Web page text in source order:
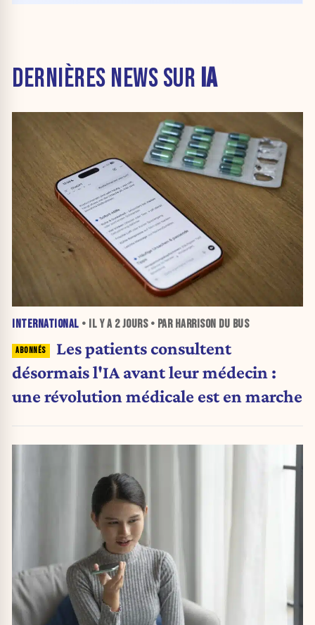
DERNIÈRES NEWS SUR IA
INTERNATIONAL • IL Y A 2 JOURS• PAR HARRISON DU BUS
Les patients consultent
désormais l'IA avant leur médecin :
une révolution médicale est en marche